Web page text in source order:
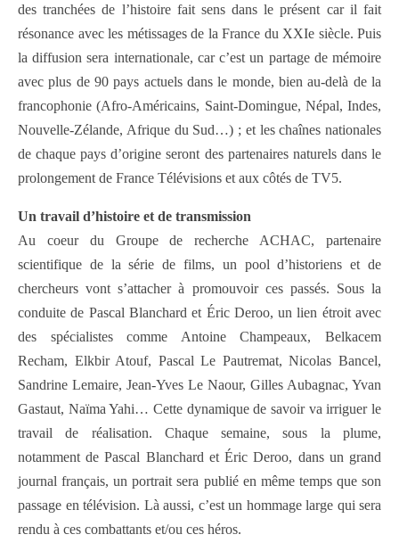
des tranchées de l’histoire fait sens dans le présent car il fait
résonance avec les métissages de la France du XXIe siècle. Puis
la diffusion sera internationale, car c’est un partage de mémoire
avec plus de 90 pays actuels dans le monde, bien au-delà de la
francophonie (Afro-Américains, Saint-Domingue, Népal, Indes,
Nouvelle-Zélande, Afrique du Sud…) ; et les chaînes nationales
de chaque pays d’origine seront des partenaires naturels dans le
prolongement de France Télévisions et aux côtés de TV5.
Un travail d’histoire et de transmission
Au coeur du Groupe de recherche ACHAC, partenaire
scientifique de la série de films, un pool d’historiens et de
chercheurs vont s’attacher à promouvoir ces passés. Sous la
conduite de Pascal Blanchard et Éric Deroo, un lien étroit avec
des spécialistes comme Antoine Champeaux, Belkacem
Recham, Elkbir Atouf, Pascal Le Pautremat, Nicolas Bancel,
Sandrine Lemaire, Jean-Yves Le Naour, Gilles Aubagnac, Yvan
Gastaut, Naïma Yahi… Cette dynamique de savoir va irriguer le
travail de réalisation. Chaque semaine, sous la plume,
notamment de Pascal Blanchard et Éric Deroo, dans un grand
journal français, un portrait sera publié en même temps que son
passage en télévision. Là aussi, c’est un hommage large qui sera
rendu à ces combattants et/ou ces héros.